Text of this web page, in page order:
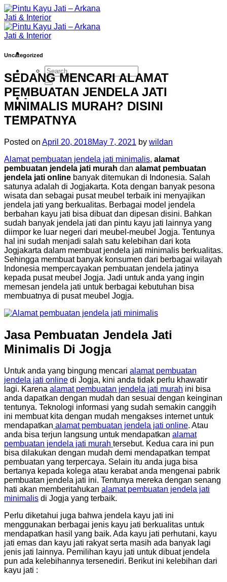
Skip
to
content
-
-
Uncategorized
SEDANG MENCARI ALAMAT
PEMBUATAN JENDELA JATI
MINIMALIS MURAH? DISINI
TEMPATNYA
Posted on April 20, 2018May 7, 2021 by wildan
Alamat pembuatan jendela jati minimalis, alamat
pembuatan jendela jati murah dan alamat pembuatan
jendela jati online banyak ditemukan di Indonesia. Salah
satunya adalah di Jogjakarta. Kota dengan banyak pesona
wisata dan sebagai pusat meubel terbaik ini menyajikan
jendela jati yang berkualitas. Berbagai model jendela
berbahan kayu jati bisa dibuat dan dipesan disini. Bahkan
sudah banyak jendela jati dan pintu kayu jati lainnya yang
diimpor ke luar negeri dari meubel-meubel Jogja. Tentunya
hal ini sudah menjadi salah satu kelebihan dari kota
Jogjakarta dalam membuat jendela jati minimalis berkualitas.
Sehingga membuat banyak konsumen dari berbagai wilayah
Indonesia mempercayakan pembuatan jendela jatinya
kepada pusat meubel Jogja. Jadi untuk anda yang ingin
memesan jendela jati untuk berbagai kebutuhan bisa
membuatnya di pusat meubel Jogja.
Jasa Pembuatan Jendela Jati
Minimalis Di Jogja
Untuk anda yang bingung mencari alamat pembuatan
jendela jati online di Jogja, kini anda tidak perlu khawatir
lagi. Karena alamat pembuatan jendela jati murah ini bisa
anda dapatkan dengan mudah dan sesuai dengan keinginan
tentunya. Teknologi informasi yang sudah semakin canggih
ini membuat kita dengan mudah mengakses internet untuk
mendapatkan alamat pembuatan jendela jati online. Atau
anda bisa terjun langsung untuk mendapatkan alamat
pembuatan jendela jati murah tersebut. Kedua cara ini pun
bisa dilakukan dengan mudah demi mendapatkan tempat
pembuatan yang terpercaya. Selain itu anda juga bisa
bertanya kepada kolega atau kerabat anda mengenai pabrik
pembuatan jendela jati ini. Tentunya mereka dengan senang
hati akan memberitahukan alamat pembuatan jendela jati
minimalis di Jogja yang terbaik.
Perlu diketahui juga bahwa jendela kayu jati ini
menggunakan berbagai jenis kayu jati berkualitas untuk
mendapatkan hasil yang baik. Ada kayu jati perhutani, kayu
jati emas dan kayu jati rakyat serta masih ada banyak lagi
jenis jati lainnya. Pemilihan kayu jati untuk dibuat jendela
pun ada kelebihannya tersenediri. Berikut ini kelebihan dari
kayu jati :